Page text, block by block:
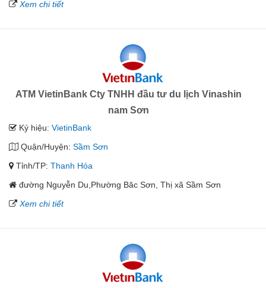
Xem chi tiết
ATM VietinBank Cty TNHH đầu tư du lịch Vinashin
nam Sơn
Ký hiệu: VietinBank
Quận/Huyện: Sầm Sơn
Tỉnh/TP: Thanh Hóa
đường Nguyễn Du,Phường Băc Sơn, Thị xã Sầm Sơn
Xem chi tiết